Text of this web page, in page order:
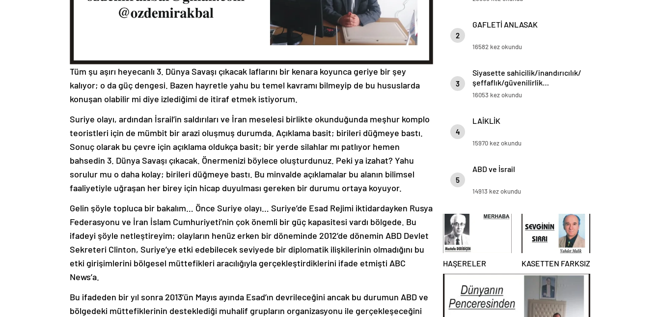
Tüm şu aşırı heyecanlı 3. Dünya Savaşı çıkacak laflarını bir kenara koyunca geriye bir şey
kalıyor; o da güç dengesi. Bazen hayretle yahu bu temel kavramı bilmeyip de bu hususlarda
konuşan olabilir mi diye izlediğimi de itiraf etmek istiyorum.
Suriye olayı, ardından İsrail’in saldırıları ve İran meselesi birlikte okunduğunda meşhur komplo
teoristleri için de mümbit bir arazi oluşmuş durumda. Açıklama basit; birileri düğmeye bastı.
Sonuç olarak bu çevre için açıklama oldukça basit; bir yerde silahlar mı patlıyor hemen
bahsedin 3. Dünya Savaşı çıkacak. Önermenizi böylece oluşturdunuz. Peki ya izahat? Yahu
sorulur mu o daha kolay; birileri düğmeye bastı. Bu minvalde açıklamalar bu alanın bilimsel
faaliyetiyle uğraşan her birey için hicap duyulması gereken bir durumu ortaya koyuyor.
Gelin şöyle topluca bir bakalım… Önce Suriye olayı… Suriye’de Esad Rejimi iktidardayken Rusya
Federasyonu ve İran İslam Cumhuriyeti’nin çok önemli bir güç kapasitesi vardı bölgede. Bu
ifadeyi şöyle netleştireyim; olayların henüz erken bir döneminde 2012’de dönemin ABD Devlet
Sekreteri Clinton, Suriye’ye etki edebilecek seviyede bir diplomatik ilişkilerinin olmadığını bu
etki girişimlerini bölgesel müttefikleri aracılığıyla gerçekleştirdiklerini ifade etmişti ABC
News’a.
Bu ifadeden bir yıl sonra 2013’ün Mayıs ayında Esad’ın devrileceğini ancak bu durumun ABD ve
bölgedeki müttefiklerinin desteklediği muhalif grupların organizasyonu ile gerçekleşeceğini
2
GAFLETİ ANLASAK
16582 kez okundu
3
Siyasette sahicilik/inandırıcılık/
şeffaflık/güvenilirlik…
16053 kez okundu
4
LAİKLİK
15970 kez okundu
5
ABD ve İsrail
14913 kez okundu
HAŞERELER KASETTEN FARKSIZ